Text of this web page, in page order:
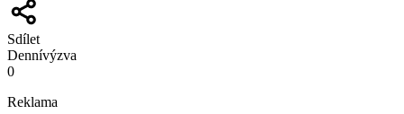
Sdílet
Dennívýzva
0
Reklama